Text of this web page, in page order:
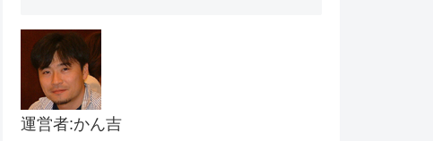
運営者:かん吉